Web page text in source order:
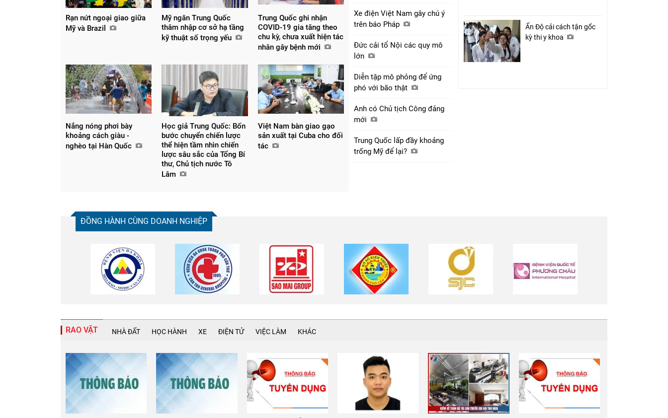
Chia sẻ
Rạn nứt ngoại giao giữa
Mỹ và Brazil
Mỹ ngăn Trung Quốc
thâm nhập cơ sở hạ tầng
kỹ thuật số trọng yếu
Trung Quốc ghi nhận
COVID-19 gia tăng theo
chu kỳ, chưa xuất hiện tác
nhân gây bệnh mới
Nắng nóng phơi bày
khoảng cách giàu -
nghèo tại Hàn Quốc
Học giả Trung Quốc: Bốn
bước chuyển chiến lược
thể hiện tầm nhìn chiến
lược sâu sắc của Tổng Bí
thư, Chủ tịch nước Tô
Lâm
Việt Nam bàn giao gạo
sản xuất tại Cuba cho đối
tác
Xe điện Việt Nam gây chú ý
trên báo Pháp
Đức cải tổ Nội các quy mô
lớn
Diễn tập mô phỏng để ứng
phó với bão thật
Anh có Chủ tịch Công đảng
mới
Trung Quốc lấp đầy khoảng
trống Mỹ để lại?
Ấn Độ cải cách tận gốc
kỳ thi y khoa
ĐỒNG HÀNH CÙNG DOANH NGHIỆP
RAO VẶT NHÀ ĐẤT HỌC HÀNH XE ĐIỆN TỬ VIỆC LÀM KHÁC